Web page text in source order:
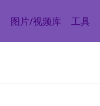
图片/视频库 工具